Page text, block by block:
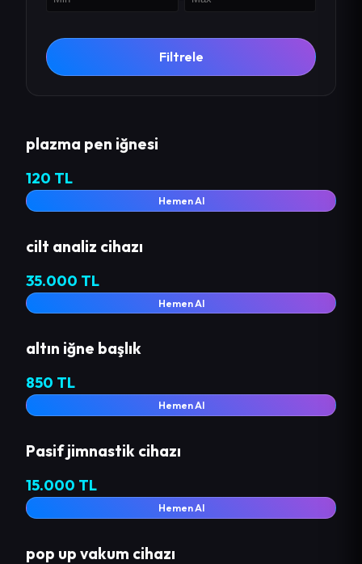
Filtrele
plazma pen iğnesi
120 TL
Hemen Al
cilt analiz cihazı
35.000 TL
Hemen Al
altın iğne başlık
850 TL
Hemen Al
Pasif jimnastik cihazı
15.000 TL
Hemen Al
pop up vakum cihazı